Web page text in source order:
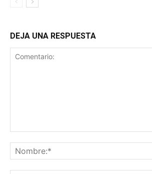
DEJA UNA RESPUESTA